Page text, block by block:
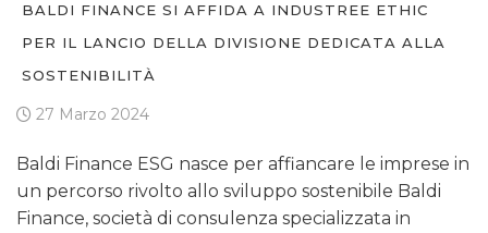
BALDI FINANCE SI AFFIDA A INDUSTREE ETHIC
PER IL LANCIO DELLA DIVISIONE DEDICATA ALLA
SOSTENIBILITÀ
27 Marzo 2024
Baldi Finance ESG nasce per affiancare le imprese in
un percorso rivolto allo sviluppo sostenibile Baldi
Finance, società di consulenza specializzata in